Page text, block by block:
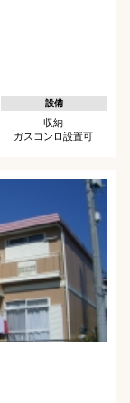
設備
収納
ガスコンロ設置可